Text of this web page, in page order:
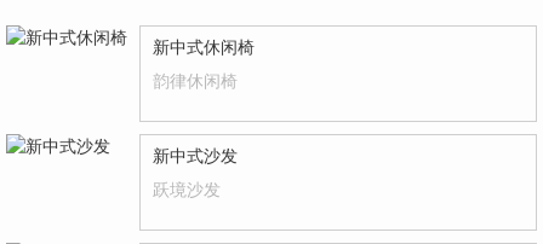
新中式休闲椅
韵律休闲椅
新中式沙发
跃境沙发